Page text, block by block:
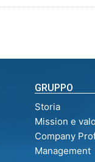
GRUPPO
Storia
Mission e
Company
Management